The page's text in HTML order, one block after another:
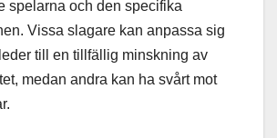
spelarna och den specifika
Vissa slagare kan anpassa sig
till en tillfällig minskning av
medan andra kan ha svårt mot